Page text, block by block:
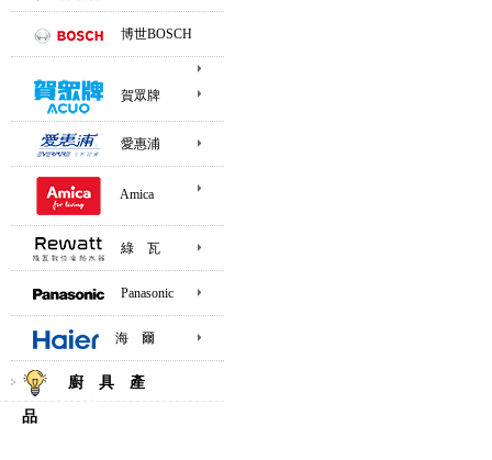
博世BOSCH
賀眾牌
愛惠浦
Amica
綠 瓦
Panasonic
海 爾
廚 具 產
品